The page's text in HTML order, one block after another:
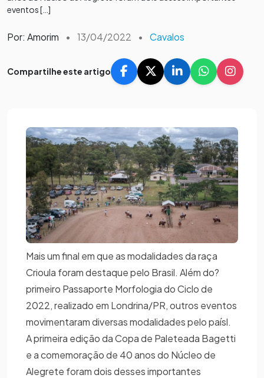
eventos […]
Por: Amorim • 13/04/2022 • Cavalos
Compartilhe este artigo
Mais um final em que as modalidades da raça
Crioula foram destaque pelo Brasil. Além do?
primeiro Passaporte Morfologia do Ciclo de
2022, realizado em Londrina/PR, outros eventos
movimentaram diversas modalidades pelo paísl.
A primeira edição da Copa de Paleteada Bagetti
e a comemoração de 40 anos do Núcleo de
Alegrete foram dois desses importantes